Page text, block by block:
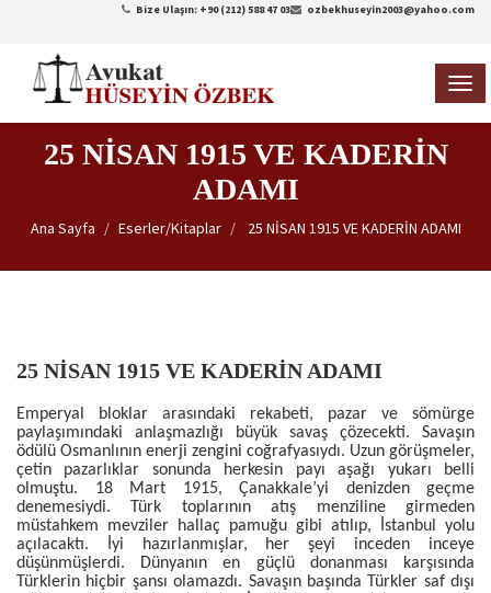
ozbekhuseyin2003@yahoo.com
Bize Ulaşın: +90 (212) 588 47 03
25 NİSAN 1915 VE KADERİN
ADAMI
Ana Sayfa Eserler/Kitaplar 25 NİSAN 1915 VE KADERİN ADAMI
25 NİSAN 1915 VE KADERİN ADAMI
Emperyal bloklar arasındaki rekabeti, pazar ve sömürge
paylaşımındaki anlaşmazlığı büyük savaş çözecekti. Savaşın
ödülü Osmanlının enerji zengini coğrafyasıydı. Uzun görüşmeler,
çetin pazarlıklar sonunda herkesin payı aşağı yukarı belli
olmuştu. 18 Mart 1915, Çanakkale’yi denizden geçme
denemesiydi. Türk toplarının atış menziline girmeden
müstahkem mevziler hallaç pamuğu gibi atılıp, İstanbul yolu
açılacaktı. İyi hazırlanmışlar, her şeyi inceden inceye
düşünmüşlerdi. Dünyanın en güçlü donanması karşısında
Türklerin hiçbir şansı olamazdı. Savaşın başında Türkler saf dışı